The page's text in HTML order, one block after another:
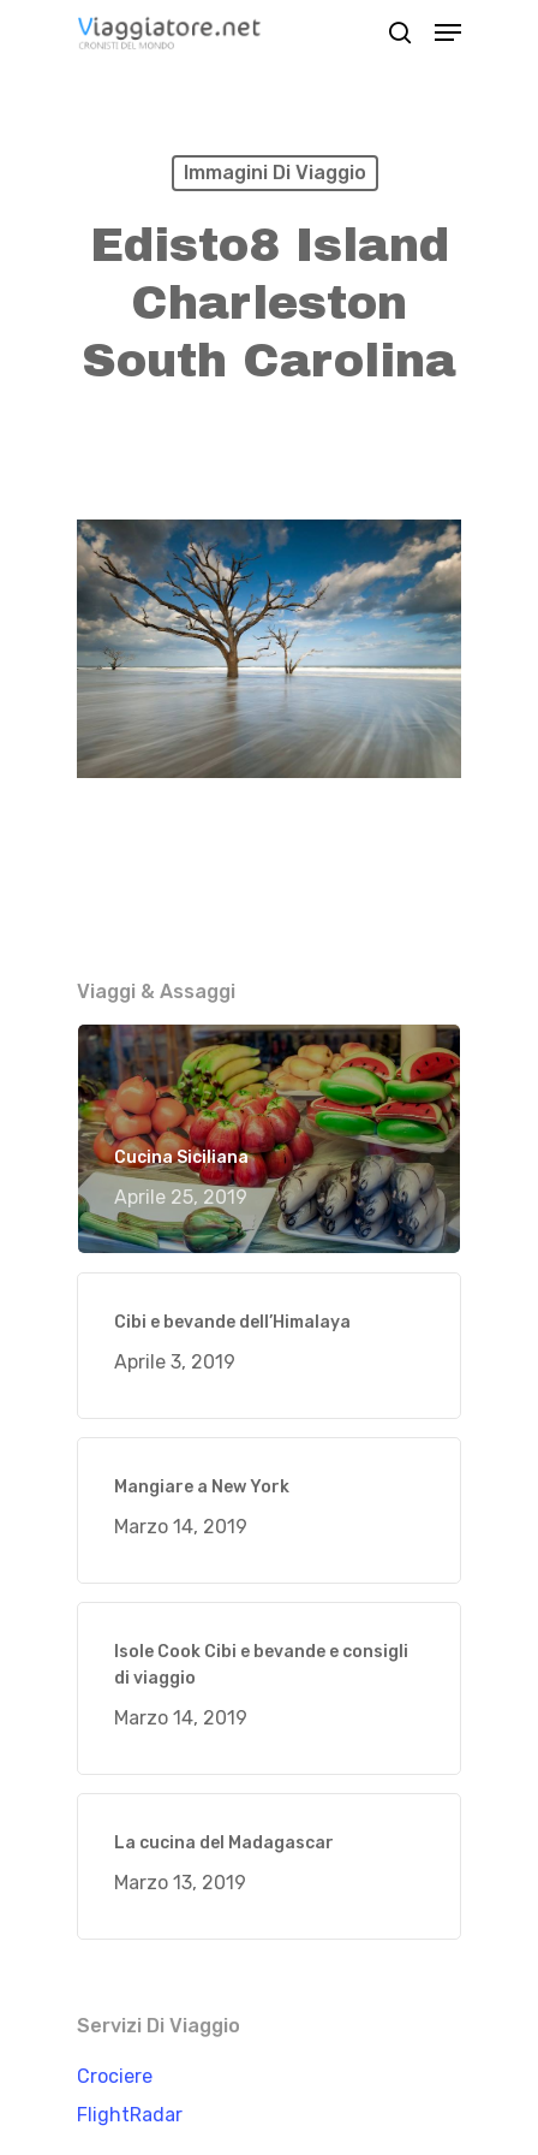
Menu
Immagini Di Viaggio
Edisto8 Island
Charleston
South Carolina
Viaggi & Assaggi
Cucina Siciliana
Aprile 25, 2019
Cibi e bevande dell’Himalaya
Aprile 3, 2019
Mangiare a New York
Marzo 14, 2019
Isole Cook Cibi e bevande e consigli
di viaggio
Marzo 14, 2019
La cucina del Madagascar
Marzo 13, 2019
Servizi Di Viaggio
Crociere
FlightRadar